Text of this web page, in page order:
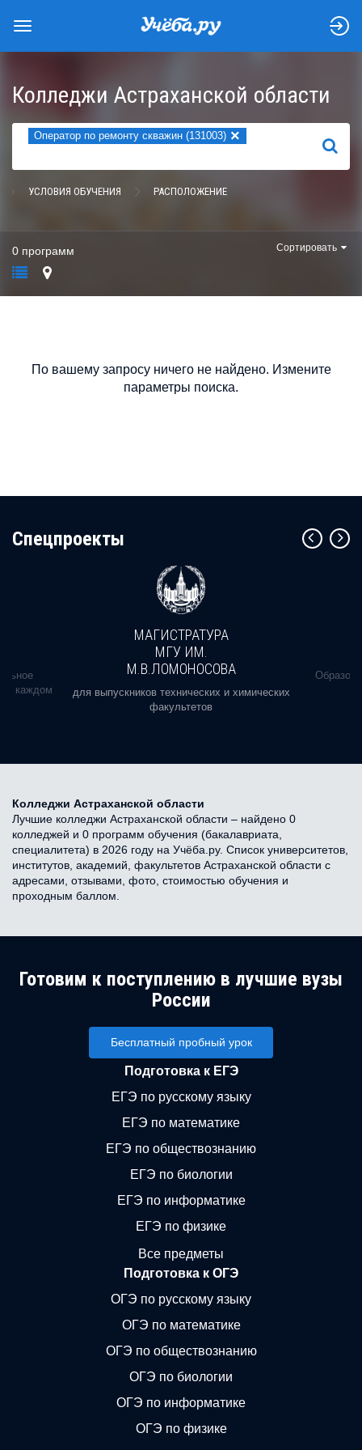
Колледжи Астраханской области
Оператор по ремонту скважин (131003) ×
НАЙТИ
УСЛОВИЯ ОБУЧЕНИЯ РАСПОЛОЖЕНИЕ
0 программ Сортировать
По вашему запросу ничего не найдено. Измените
параметры поиска.
Cпецпроекты
в каждом
МАГИСТРАТУРА
МГУ ИМ.
М.В.ЛОМОНОСОВА
для выпускников технических и химических
факультетов
Колледжи Астраханской области
Лучшие колледжи Астраханской области – найдено 0
колледжей и 0 программ обучения (бакалавриата,
специалитета) в 2026 году на Учёба.ру. Список университетов,
институтов, академий, факультетов Астраханской области с
адресами, отзывами, фото, стоимостью обучения и
проходным баллом.
Готовим к поступлению в лучшие вузы
России
Бесплатный пробный урок
Подготовка к ЕГЭ
ЕГЭ по русскому языку
ЕГЭ по математике
ЕГЭ по обществознанию
ЕГЭ по биологии
ЕГЭ по информатике
ЕГЭ по физике
Все предметы
Подготовка к ОГЭ
ОГЭ по русскому языку
ОГЭ по математике
ОГЭ по обществознанию
ОГЭ по биологии
ОГЭ по информатике
ОГЭ по физике